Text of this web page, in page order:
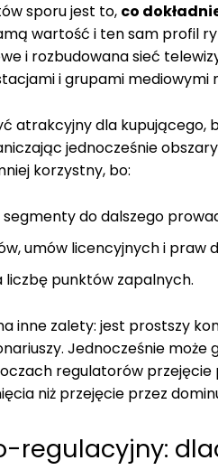
sporu jest to, co
wartość i ten sam profil
i rozbudowana sieć
i grupami
atrakcyjny dla
jednocześnie
korzystny, bo:
segmenty do dalszego
umów licencyjnych i praw
liczbę punktów zapalnych.
inne zalety: jest prostszy
Jednocześnie
regulatorów
niż przejęcie przez
regulacyjny: